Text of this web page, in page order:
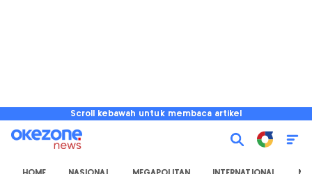
Scroll kebawah untuk membaca artikel